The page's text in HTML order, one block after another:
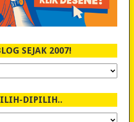
SEJAK 2007!
DIPILIH..